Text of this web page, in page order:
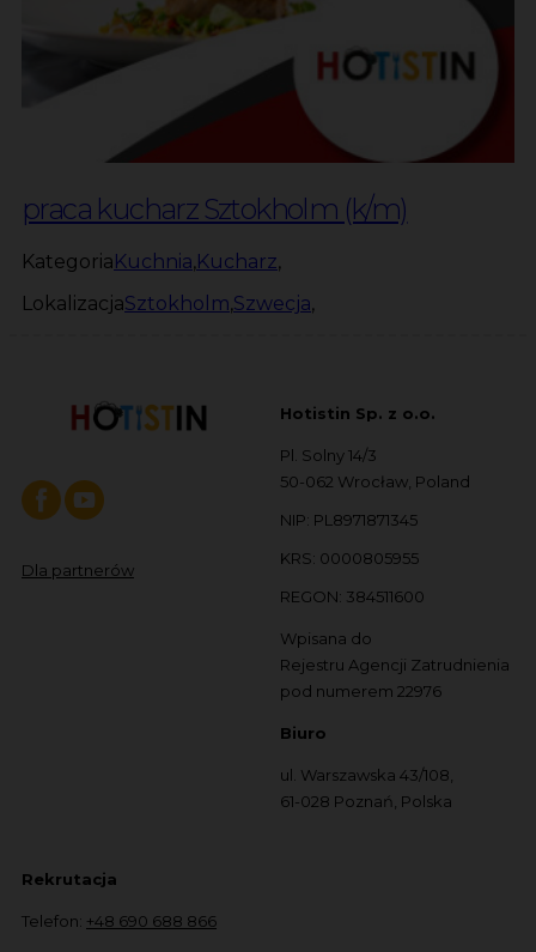
praca kucharz Sztokholm (k/m)
Kategoria Kuchnia,Kucharz,
LokalizacjaSztokholm,Szwecja,
Dla partnerów
Hotistin Sp. z o.o.
Pl. Solny 14/3
50-062 Wrocław, Poland
NIP: PL8971871345
KRS: 0000805955
REGON: 384511600
Wpisana do
Rejestru Agencji Zatrudnienia
pod numerem 22976
Biuro
ul. Warszawska 43/108,
61-028 Poznań, Polska
Rekrutacja
Telefon: +48 690 688 866